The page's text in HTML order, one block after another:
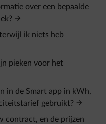
over een bepaalde
ik niets heb
pieken voor het
in de Smart app in kWh,
gebruikt?
contract, en de prijzen